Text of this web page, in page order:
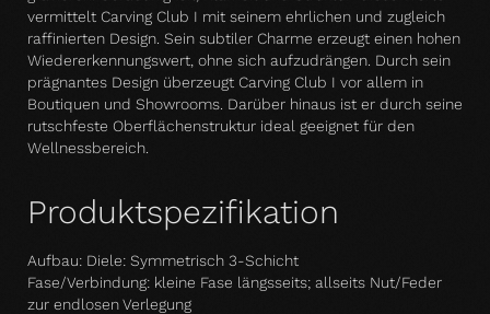
vermittelt Carving Club I mit seinem ehrlichen und zugleich
raffinierten Design. Sein subtiler Charme erzeugt einen hohen
Wiedererkennungswert, ohne sich aufzudrängen. Durch sein
prägnantes Design überzeugt Carving Club I vor allem in
Boutiquen und Showrooms. Darüber hinaus ist er durch seine
rutschfeste Oberflächenstruktur ideal geeignet für den
Wellnessbereich.
Produktspezifikation
Aufbau: Diele: Symmetrisch 3-Schicht
Fase/Verbindung: kleine Fase längsseits; allseits Nut/Feder
zur endlosen Verlegung